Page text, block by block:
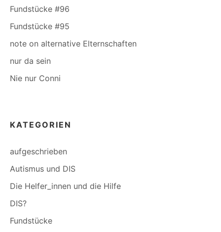
Fundstücke #96
Fundstücke #95
note on alternative Elternschaften
nur da sein
Nie nur Conni
KATEGORIEN
aufgeschrieben
Autismus und DIS
Die Helfer_innen und die Hilfe
DIS?
Fundstücke